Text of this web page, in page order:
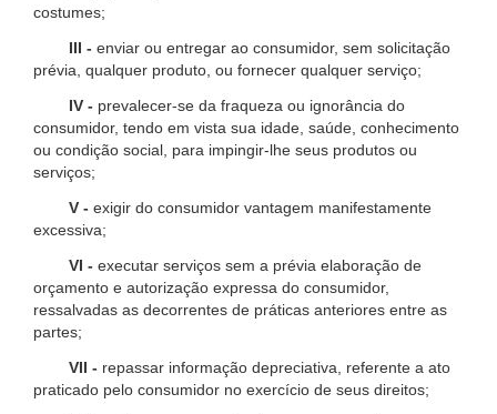
costumes;
III - enviar ou entregar ao consumidor, sem solicitação
prévia, qualquer produto, ou fornecer qualquer serviço;
IV - prevalecer-se da fraqueza ou ignorância do
consumidor, tendo em vista sua idade, saúde, conhecimento
ou condição social, para impingir-lhe seus produtos ou
serviços;
V - exigir do consumidor vantagem manifestamente
excessiva;
VI - executar serviços sem a prévia elaboração de
orçamento e autorização expressa do consumidor,
ressalvadas as decorrentes de práticas anteriores entre as
partes;
VII - repassar informação depreciativa, referente a ato
praticado pelo consumidor no exercício de seus direitos;